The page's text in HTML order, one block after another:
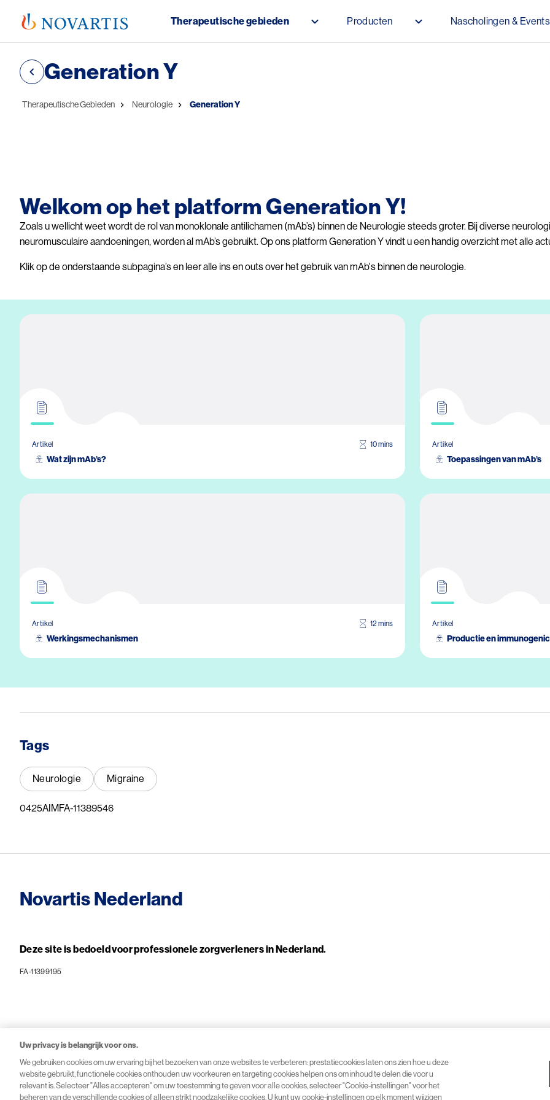
Public Menu
Therapeutische gebieden Producten Nascholingen & Events
Generation Y
Kruimelpad
Therapeutische Gebieden Neurologie Generation Y
Welkom op het platform Generation Y!
Zoals u wellicht weet wordt de rol van monoklonale antilichamen (mAb’s) binnen de Neurologie steeds groter. Bij diverse
neuromusculaire aandoeningen, worden al mAb’s gebruikt. Op ons platform Generation Y vindt u een handig overzicht met alle
Klik op de onderstaande subpagina’s en leer alle ins en outs over het gebruik van mAb's binnen de neurologie.
Artikel 10 mins
Wat zijn mAb’s?
Artikel
Toepassingen van mAb’s
Artikel 12 mins
Werkingsmechanismen
Artikel
Productie en
Tags
Neurologie Migraine
0425AIMFA-11389546
Novartis Nederland
Deze site is bedoeld voor professionele zorgverleners in Nederland.
FA-11399195
© 2026 Novartis Pharma B.V.
Uw privacy is belangrijk voor ons.
We gebruiken cookies om uw ervaring bij het bezoeken van onze websites te verbeteren: prestatiecookies laten ons zien hoe u deze
website gebruikt, functionele cookies onthouden uw voorkeuren en targeting cookies helpen ons om inhoud te delen die voor u
relevant is. Selecteer "Alles accepteren" om uw toestemming te geven voor alle cookies, selecteer "Cookie-instellingen" voor het
beheren van de verschillende cookies of alleen strikt noodzakelijke cookies. U kunt uw cookie-instellingen op elk moment wijzigen